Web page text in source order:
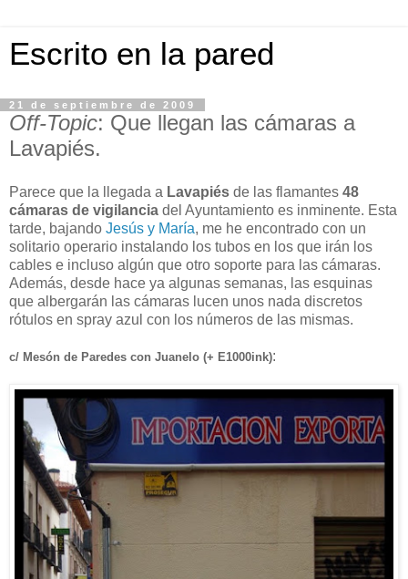
Escrito en la pared
21 de septiembre de 2009
Off-Topic: Que llegan las cámaras a
Lavapiés.
Parece que la llegada a Lavapiés de las flamantes 48
cámaras de vigilancia del Ayuntamiento es inminente. Esta
tarde, bajando Jesús y María, me he encontrado con un
solitario operario instalando los tubos en los que irán los
cables e incluso algún que otro soporte para las cámaras.
Además, desde hace ya algunas semanas, las esquinas
que albergarán las cámaras lucen unos nada discretos
rótulos en spray azul con los números de las mismas.
c/ Mesón de Paredes con Juanelo (+ E1000ink):